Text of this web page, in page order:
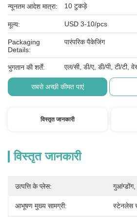
न्यूनतम आदेश मात्रा: 10 टुकड़े
मूल्य: USD 3-10/pcs
Packaging
Details:
पारंपरिक पैकेजिंग
भुगतान की शर्तें: एल/सी, डी/ए, डी/पी, टी/टी,
सबसे अच्छी कीमत पाएं
विस्तृत जानकारी
विस्तृत जानकारी
उत्पत्ति के प्लेस: गुआंग्डोंग,
आभूषण मुख्य सामग्री: स्टेनलेस